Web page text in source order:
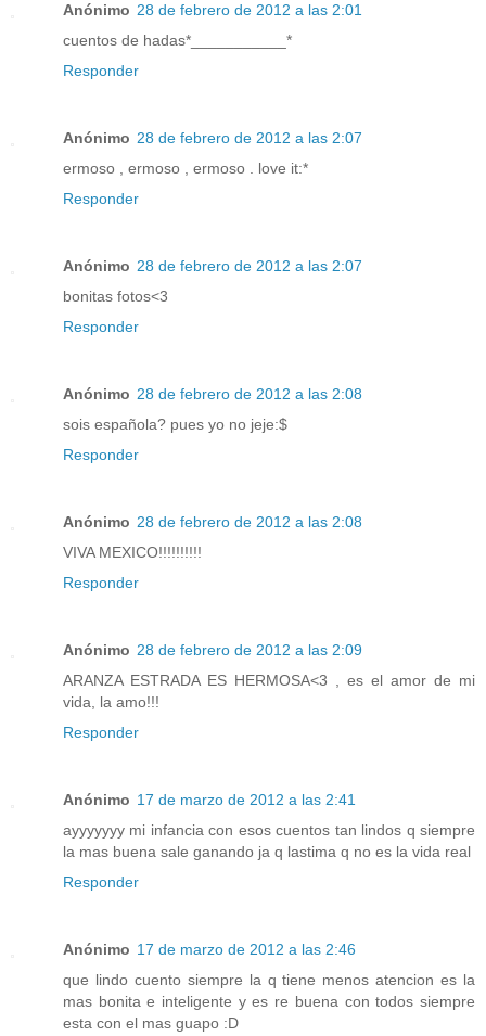
Anónimo 28 de febrero de 2012 a las 2:01
cuentos de hadas*___________*
Responder
Anónimo 28 de febrero de 2012 a las 2:07
ermoso , ermoso , ermoso . love it:*
Responder
Anónimo 28 de febrero de 2012 a las 2:07
bonitas fotos<3
Responder
Anónimo 28 de febrero de 2012 a las 2:08
sois española? pues yo no jeje:$
Responder
Anónimo 28 de febrero de 2012 a las 2:08
VIVA MEXICO!!!!!!!!!!
Responder
Anónimo 28 de febrero de 2012 a las 2:09
ARANZA ESTRADA ES HERMOSA<3 , es el amor de mi
vida, la amo!!!
Responder
Anónimo 17 de marzo de 2012 a las 2:41
ayyyyyyy mi infancia con esos cuentos tan lindos q siempre
la mas buena sale ganando ja q lastima q no es la vida real
Responder
Anónimo 17 de marzo de 2012 a las 2:46
que lindo cuento siempre la q tiene menos atencion es la
mas bonita e inteligente y es re buena con todos siempre
esta con el mas guapo :D